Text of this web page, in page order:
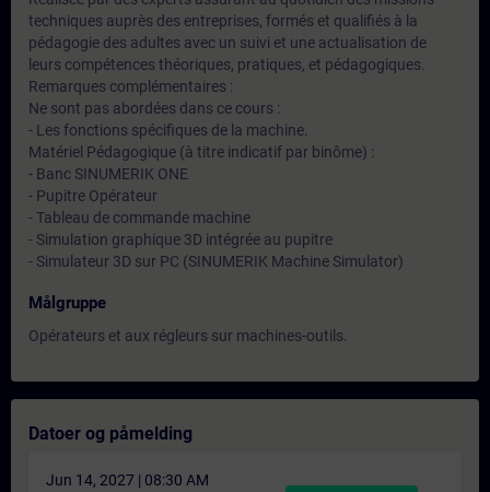
techniques auprès des entreprises, formés et qualifiés à la
pédagogie des adultes avec un suivi et une actualisation de
leurs compétences théoriques, pratiques, et pédagogiques.
Remarques complémentaires :
Ne sont pas abordées dans ce cours :
- Les fonctions spécifiques de la machine.
Matériel Pédagogique (à titre indicatif par binôme) :
- Banc SINUMERIK ONE
- Pupitre Opérateur
- Tableau de commande machine
- Simulation graphique 3D intégrée au pupitre
- Simulateur 3D sur PC (SINUMERIK Machine Simulator)
Målgruppe
Opérateurs et aux régleurs sur machines-outils.
Datoer og påmelding
Jun 14, 2027 | 08:30 AM